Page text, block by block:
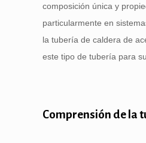
composición única y
particularmente en
la tubería de caldera de
este tipo de tubería para
Comprensión de la